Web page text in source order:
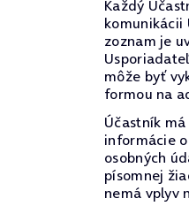
Každý
komunikácii
zoznam je
môže byť
formou na
Účastník
informácie
osobných
písomnej
nemá vplyv